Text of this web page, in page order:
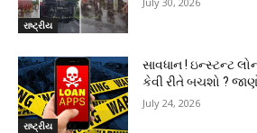
રાષ્ટ્રીય
રાષ્ટ્રીય
સાવધાન ! ઇન્સ્ટન્ટ
કેવી રીતે બચશો ?
July 24, 2026